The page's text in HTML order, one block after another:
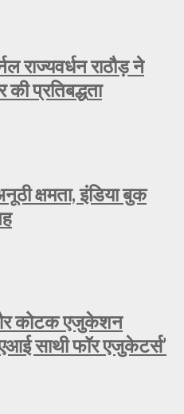
राठौड़ ने
प्रतिबद्धता
क्षमता, इंडिया बुक
और कोटक एजुकेशन
साथी फॉर एजुकेटर्स’